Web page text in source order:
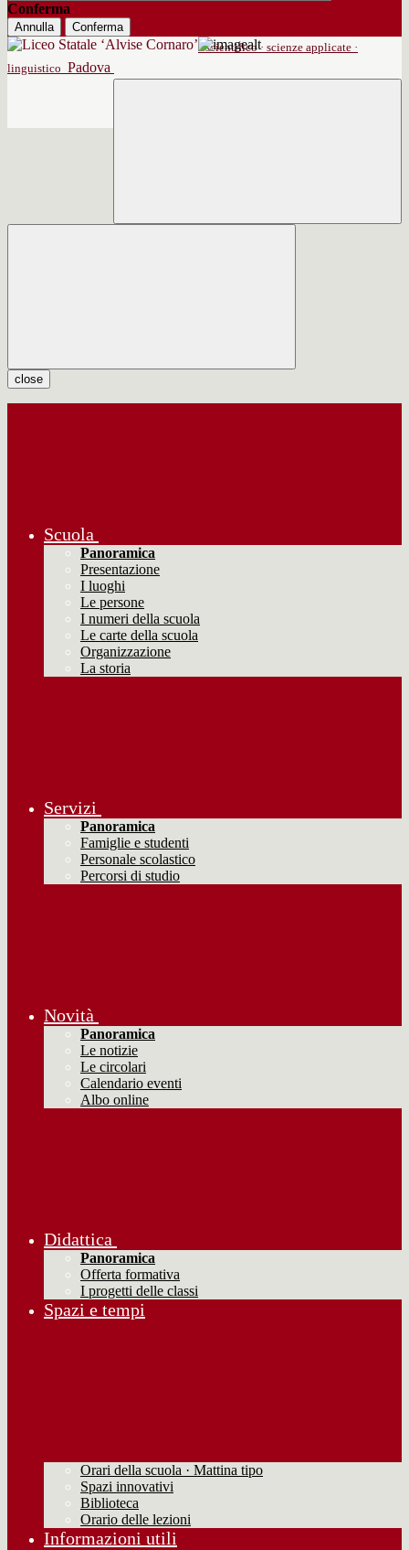
Conferma
Annulla
Conferma
scientifico · scienze applicate ·
linguistico Padova
close
Scuola
Panoramica
Presentazione
I luoghi
Le persone
I numeri della scuola
Le carte della scuola
Organizzazione
La storia
Servizi
Panoramica
Famiglie e studenti
Personale scolastico
Percorsi di studio
Novità
Panoramica
Le notizie
Le circolari
Calendario eventi
Albo online
Didattica
Panoramica
Offerta formativa
I progetti delle classi
Spazi e tempi
Orari della scuola · Mattina tipo
Spazi innovativi
Biblioteca
Orario delle lezioni
Informazioni utili